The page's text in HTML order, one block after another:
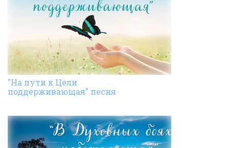
"На пути к Цели
поддерживающая" песня